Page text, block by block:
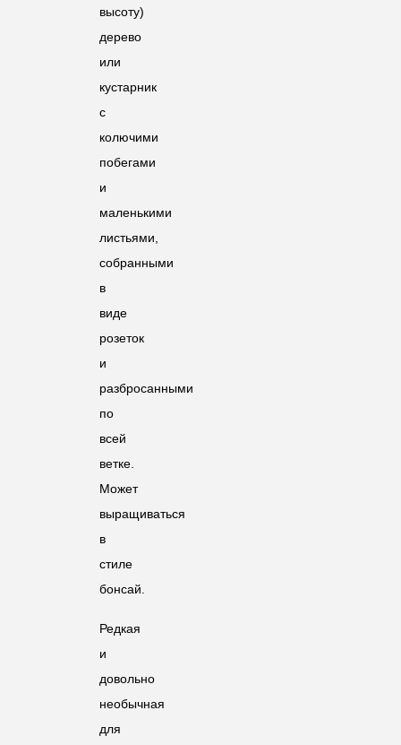
высоту)
дерево
или
кустарник
с
колючими
побегами
и
маленькими
листьями,
собранными
в
виде
розеток
и
разбросанными
по
всей
ветке.
Может
выращиваться
в
стиле
бонсай.
Редкая
и
довольно
необычная
для